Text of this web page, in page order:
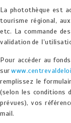
La photothèque est
tourisme régional,
etc. La commande
validation de
Pour accéder au
sur
remplissez le
(selon les conditions
prévues), vos
mail.